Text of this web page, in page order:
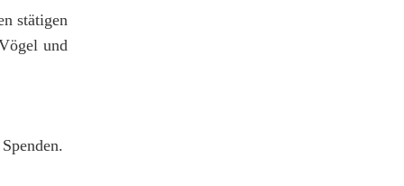
stätigen
und